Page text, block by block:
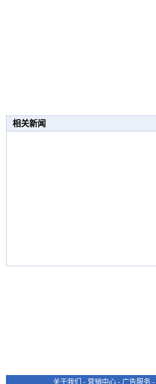
相关新闻
关于我们 - 营销中心 - 广告服务 -